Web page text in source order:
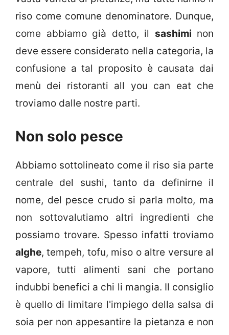
riso come comune denominatore. Dunque,
come abbiamo già detto, il sashimi non
deve essere considerato nella categoria, la
confusione a tal proposito è causata dai
menù dei ristoranti all you can eat che
troviamo dalle nostre parti.
Non solo pesce
Abbiamo sottolineato come il riso sia parte
centrale del sushi, tanto da definirne il
nome, del pesce crudo si parla molto, ma
non sottovalutiamo altri ingredienti che
possiamo trovare. Spesso infatti troviamo
alghe, tempeh, tofu, miso o altre versure al
vapore, tutti alimenti sani che portano
indubbi benefici a chi li mangia. Il consiglio
è quello di limitare l'impiego della salsa di
soia per non appesantire la pietanza e non